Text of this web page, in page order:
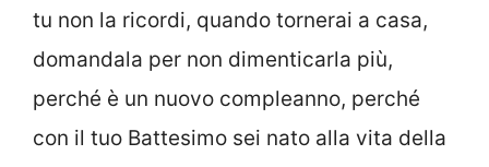
tu non la ricordi, quando tornerai a casa,
domandala per non dimenticarla più,
perché è un nuovo compleanno, perché
con il tuo Battesimo sei nato alla vita della